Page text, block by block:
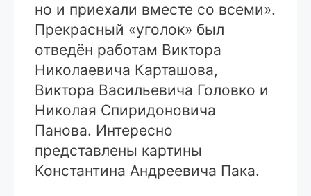
но и приехали вместе со всеми».
Прекрасный «уголок» был
отведён работам Виктора
Николаевича Карташова,
Виктора Васильевича Головко и
Николая Спиридоновича
Панова. Интересно
представлены картины
Константина Андреевича Пака.